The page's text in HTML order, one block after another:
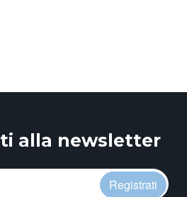
alla newsletter
Registrati